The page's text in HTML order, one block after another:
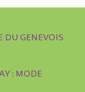
DU GENEVOIS
: MODE